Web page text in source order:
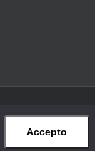
Accepto